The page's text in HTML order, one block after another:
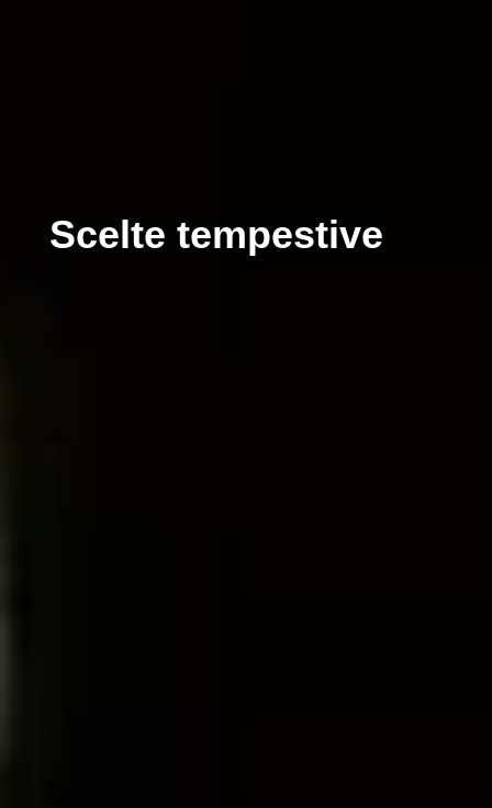
Scelte tempestive